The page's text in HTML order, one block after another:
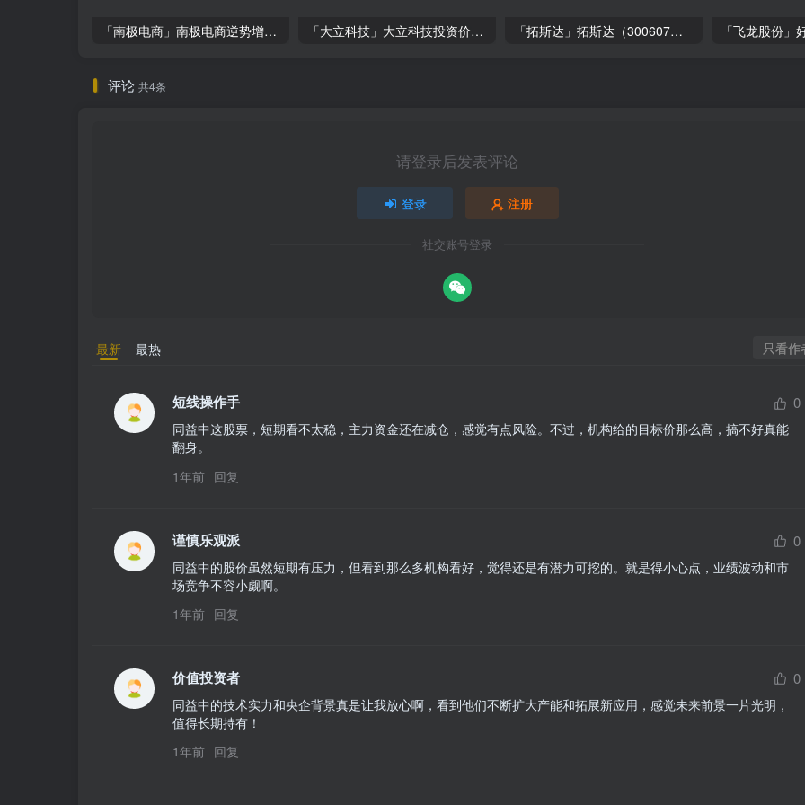
「南极电商」南极电商逆势增长，股价飙升背后的秘密武器！ 「大立科技」大立科技投资价值揭秘：红外芯片领军者的市场布局与未来潜力 「拓斯达」拓斯达（300607）：智能制造龙头，未来增长潜力巨大
评论 共4条
请登录后发表评论
登录 注册
社交账号登录
最新 最热 只看作
短线操作手 0
同益中这股票，短期看不太稳，主力资金还在减仓，感觉有点风险。不过，机构给的目标价那么高，搞不好真能
翻身。
1年前 回复
谨慎乐观派 0
同益中的股价虽然短期有压力，但看到那么多机构看好，觉得还是有潜力可挖的。就是得小心点，业绩波动和市
场竞争不容小觑啊。
1年前 回复
价值投资者 0
同益中的技术实力和央企背景真是让我放心啊，看到他们不断扩大产能和拓展新应用，感觉未来前景一片光明，
值得长期持有！
1年前 回复